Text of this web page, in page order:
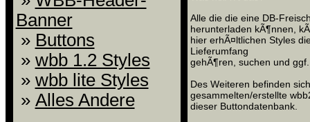
Banner
» Buttons
» wbb 1.2 Styles
» wbb lite Styles
» Alles Andere
Alle die die eine DB-
herunterladen kÃ¶nnen,
hier erhÃ¤ltlichen Styles
Lieferumfang
gehÃ¶ren, suchen und
Des Weiteren befinden
gesammelten/erstellte
dieser Buttondatenbank.